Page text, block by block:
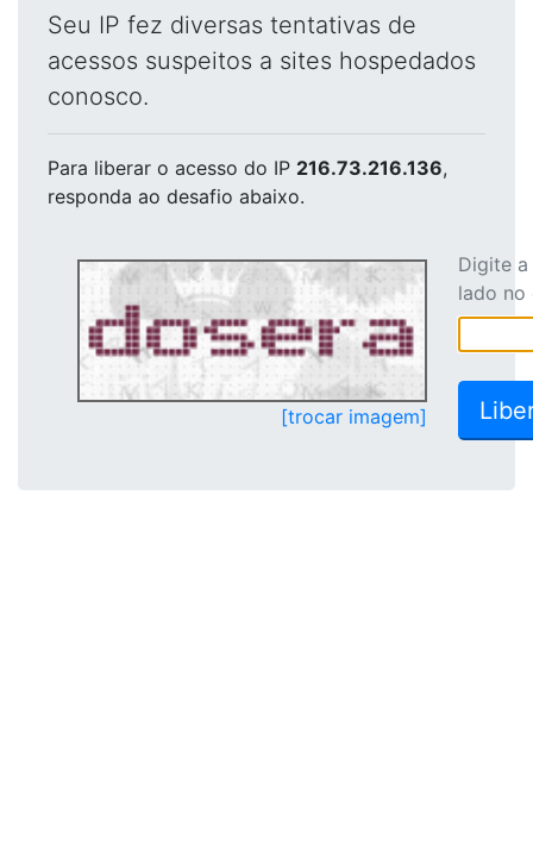
Seu IP fez diversas tentativas de
acessos suspeitos a sites hospedados
conosco.
Para liberar o acesso do IP 216.73.216.136,
responda ao desafio abaixo.
[trocar imagem]
Digite
lado no